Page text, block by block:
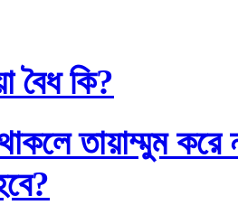
বৈধ কি?
থাকলে তায়াম্মুম